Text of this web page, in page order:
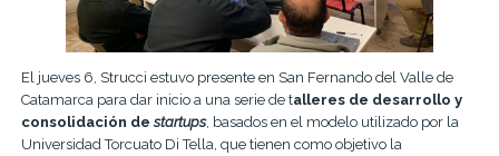
El jueves 6, Strucci estuvo presente en San Fernando del Valle de
Catamarca para dar inicio a una serie de talleres de desarrollo y
consolidación destartups, basados en el modelo utilizado por la
Universidad Torcuato Di Tella, que tienen como objetivo la